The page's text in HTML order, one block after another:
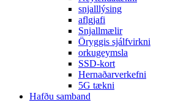
snjalllýsing
aflgjafi
Snjallmælir
Öryggis sjálfvirkni
orkugeymsla
SSD-kort
Hernaðarverkefni
5G tækni
Hafðu samband